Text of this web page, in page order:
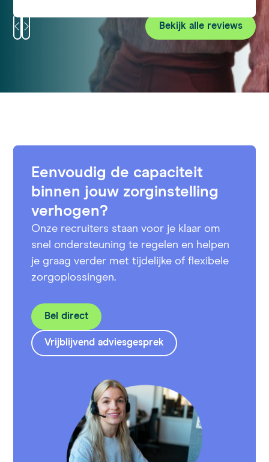
Deze bijbaan is een mooie toevoeging aan
mijn CV. Al met al had ik een positieve en
leerzame ervaring!
Bekijk alle reviews
Eenvoudig de capaciteit
binnen jouw zorginstelling
verhogen?
Onze recruiters staan voor je klaar om
snel ondersteuning te regelen en helpen
je graag verder met tijdelijke of flexibele
zorgoplossingen.
Bel direct
Vrijblijvend adviesgesprek